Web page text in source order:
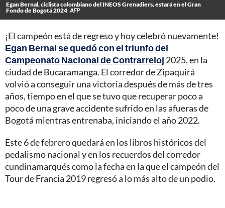
Egan Bernal, ciclista colombiano del INEOS Grenadiers, estará en el Gran
Fondo de Bogotá 2024 AFP
¡El campeón está de regreso y hoy celebró nuevamente!
Egan Bernal se quedó con el triunfo del
Campeonato Nacional de Contrarreloj 2025, en la
ciudad de Bucaramanga. El corredor de Zipaquirá
volvió a conseguir una victoria después de más de tres
años, tiempo en el que se tuvo que recuperar poco a
poco de una grave accidente sufrido en las afueras de
Bogotá mientras entrenaba, iniciando el año 2022.
Este 6 de febrero quedará en los libros históricos del
pedalismo nacional y en los recuerdos del corredor
cundinamarqués como la fecha en la que el campeón del
Tour de Francia 2019 regresó a lo más alto de un podio.